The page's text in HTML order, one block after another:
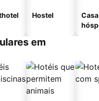
Hostel
em